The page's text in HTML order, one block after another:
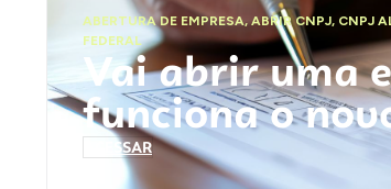
ABERTURA DE EMPRESA,ABRIR CNPJ, CNPJ
FEDERAL
Vai abrir uma
funciona o
ACESSAR